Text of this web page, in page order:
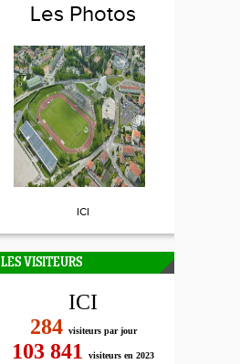
Les Photos
ICI
LES VISITEURS
ICI
284 visiteurs par jour
103 841
visiteurs en 2023